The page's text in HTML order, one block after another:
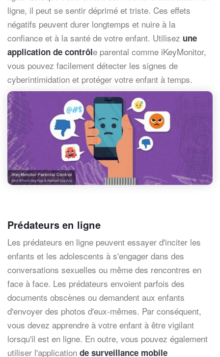
ligne, il peut se sentir déprimé et triste. Ces effets
négatifs peuvent durer longtemps et nuire à la
confiance et à la santé de votre enfant. Utilisez une
application de contrôle parental comme iKeyMonitor,
vous pouvez facilement détecter les signes de
cyberintimidation et protéger votre enfant à temps.
Prédateurs en ligne
Les prédateurs en ligne peuvent essayer d'inciter les
enfants et les adolescents à s'engager dans des
conversations sexuelles ou même des rencontres en
face à face. Les prédateurs envoient parfois des
documents obscènes ou demandent aux enfants
d'envoyer des photos d'eux-mêmes. Par conséquent,
vous devez apprendre à votre enfant à être vigilant
lorsqu'il est en ligne. En outre, vous pouvez également
utiliser l'application de surveillance mobile